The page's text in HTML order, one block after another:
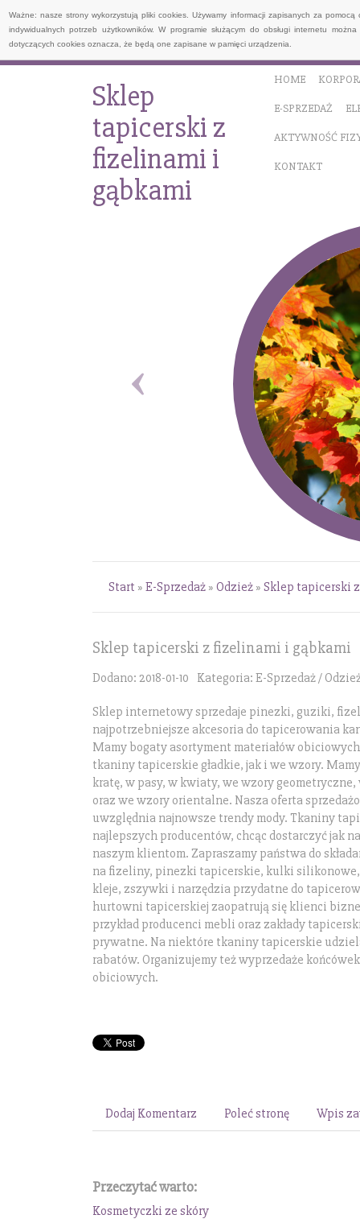
Ważne: nasze strony wykorzystują pliki cookies. Używamy informacji zapisanych za
indywidualnych potrzeb użytkowników. W programie służącym do obsługi internetu
dotyczących cookies oznacza, że będą one zapisane w pamięci urządzenia.
HOME
E-SPRZEDAŻ
AKTYWNOŚĆ
KONTAKT
Sklep
tapicerski z
fizelinami i
gąbkami
Start » E-Sprzedaż » Odzież » Sklep tapicerski
Sklep tapicerski z fizelinami i gąbkami
Dodano: 2018-01-10 Kategoria: E-Sprzedaż /
Sklep internetowy sprzedaje pinezki, guziki,
najpotrzebniejsze akcesoria do tapicerowania
Mamy bogaty asortyment materiałów
tkaniny tapicerskie gładkie, jak i we wzory.
kratę, w pasy, w kwiaty, we wzory
oraz we wzory orientalne. Nasza oferta
uwzględnia najnowsze trendy mody. Tkaniny
najlepszych producentów, chcąc dostarczyć jak
naszym klientom. Zapraszamy państwa do
na fizeliny, pinezki tapicerskie, kulki
kleje, zszywki i narzędzia przydatne do
hurtowni tapicerskiej zaopatrują się klienci
przykład producenci mebli oraz zakłady
prywatne. Na niektóre tkaniny tapicerskie
rabatów. Organizujemy też wyprzedaże
obiciowych.
Dodaj Komentarz Poleć stronę Wpis
Przeczytać warto:
Kosmetyczki ze skóry